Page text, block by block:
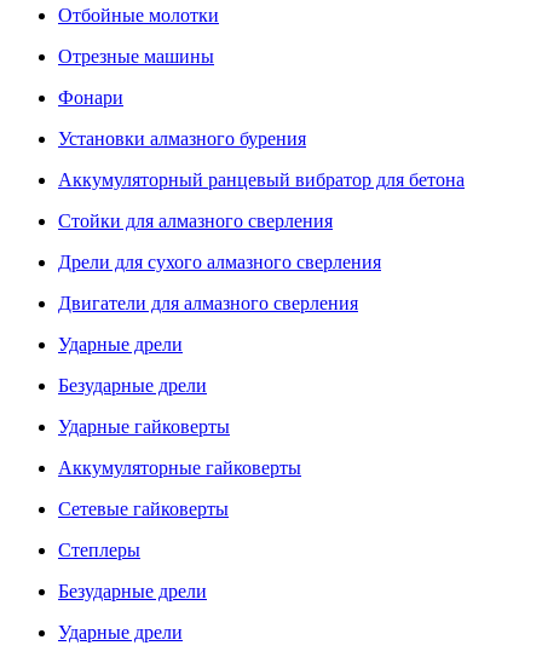
Отбойные молотки
Отрезные машины
Фонари
Установки алмазного бурения
Аккумуляторный ранцевый вибратор для бетона
Стойки для алмазного сверления
Дрели для сухого алмазного сверления
Двигатели для алмазного сверления
Ударные дрели
Безударные дрели
Ударные гайковерты
Аккумуляторные гайковерты
Сетевые гайковерты
Степлеры
Безударные дрели
Ударные дрели